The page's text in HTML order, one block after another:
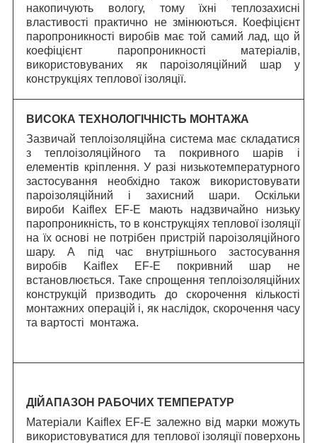
накопичують вологу, тому їхні теплозахисні
властивості практично не змінюються. Коефіцієнт
паропроникності виробів має той самий лад, що й
коефіцієнт паропроникності матеріалів,
використовуваних як пароізоляційний шар у
конструкціях теплової ізоляції.
ВИСОКА ТЕХНОЛОГІЧНІСТЬ МОНТАЖА
Зазвичай теплоізоляційна система має складатися
з теплоізоляційного та покривного шарів і
елементів кріплення. У разі низькотемпературного
застосування необхідно також використовувати
пароізоляційний і захисний шари. Оскільки
вироби Kaiflex EF-E мають надзвичайно низьку
паропроникність, то в конструкціях теплової ізоляції
на їх основі не потрібен пристрій пароізоляційного
шару. А під час внутрішнього застосування
виробів Kaiflex EF-E покривний шар не
встановлюється. Таке спрощення теплоізоляційних
конструкцій призводить до скорочення кількості
монтажних операцій і, як наслідок, скорочення часу
та вартості монтажа.
ДІЙАПАЗОН РАБОЧИХ ТЕМПЕРАТУР
Матеріали Kaiflex EF-E залежно від марки можуть
використовуватися для теплової ізоляції поверхонь